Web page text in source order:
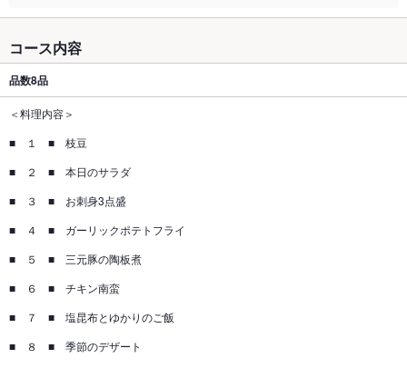
コース内容
品数8品
＜料理内容＞
■ １ ■ 枝豆
■ ２ ■ 本日のサラダ
■ ３ ■ お刺身3点盛
■ ４ ■ ガーリックポテトフライ
■ ５ ■ 三元豚の陶板煮
■ ６ ■ チキン南蛮
■ ７ ■ 塩昆布とゆかりのご飯
■ ８ ■ 季節のデザート